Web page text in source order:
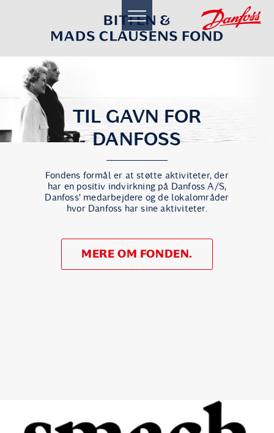
toggle
navigation
TIL GAVN FOR
DANFOSS
Fondens formål er at støtte aktiviteter, der
har en positiv indvirkning på Danfoss A/S,
Danfoss' medarbejdere og de lokalområder
hvor Danfoss har sine aktiviteter.
MERE OM FONDEN.